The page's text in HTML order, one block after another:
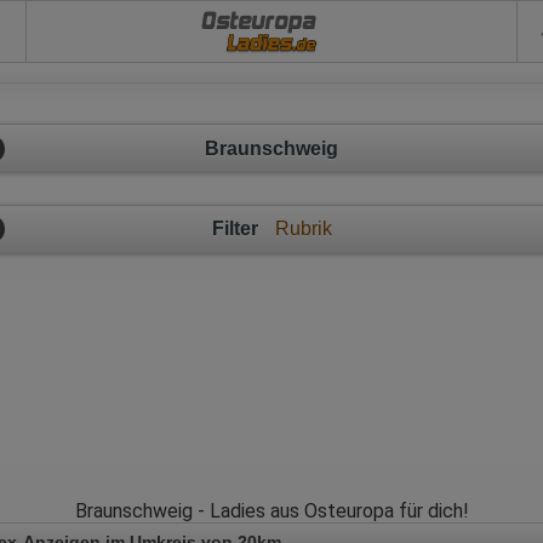
Osteuropa
Braunschweig
Filter Rubrik
Braunschweig - Ladies aus Osteuropa für dich!